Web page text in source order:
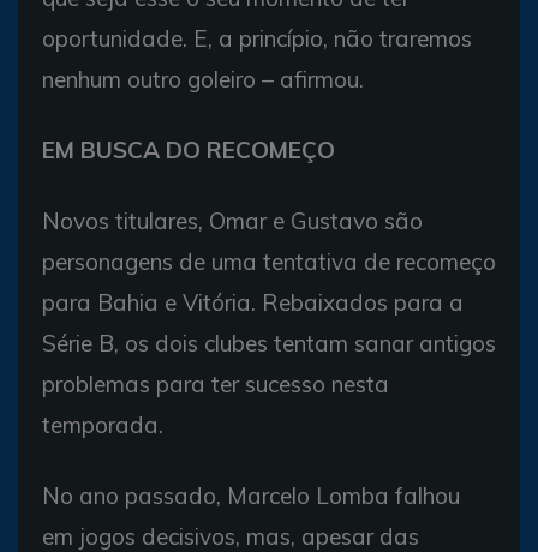
oportunidade. E, a princípio, não traremos
nenhum outro goleiro – afirmou.
EM BUSCA DO RECOMEÇO
Novos titulares, Omar e Gustavo são
personagens de uma tentativa de recomeço
para Bahia e Vitória. Rebaixados para a
Série B, os dois clubes tentam sanar antigos
problemas para ter sucesso nesta
temporada.
No ano passado, Marcelo Lomba falhou
em jogos decisivos, mas, apesar das